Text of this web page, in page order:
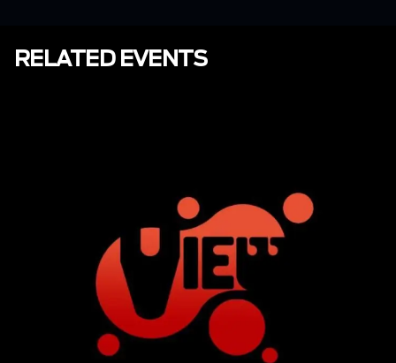
RELATED EVENTS